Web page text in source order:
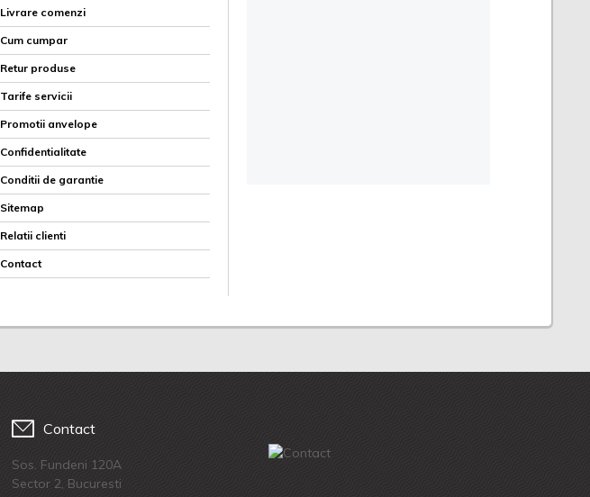
Livrare comenzi
Cum cumpar
Retur produse
Tarife servicii
Promotii anvelope
Confidentialitate
Conditii de garantie
Sitemap
Relatii clienti
Contact
Contact
Sos. Fundeni 120A
Sector 2, Bucuresti